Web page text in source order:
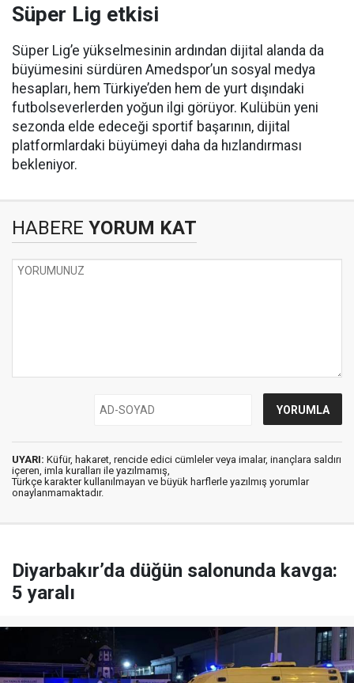
Süper Lig etkisi
Süper Lig’e yükselmesinin ardından dijital alanda da
büyümesini sürdüren Amedspor’un sosyal medya
hesapları, hem Türkiye’den hem de yurt dışındaki
futbolseverlerden yoğun ilgi görüyor. Kulübün yeni
sezonda elde edeceği sportif başarının, dijital
platformlardaki büyümeyi daha da hızlandırması
bekleniyor.
HABERE YORUM KAT
UYARI: Küfür, hakaret, rencide edici cümleler veya imalar, inançlara saldırı
içeren, imla kuralları ile yazılmamış,
Türkçe karakter kullanılmayan ve büyük harflerle yazılmış yorumlar
onaylanmamaktadır.
Diyarbakır’da düğün salonunda kavga:
5 yaralı